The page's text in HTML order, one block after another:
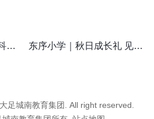
东序小学｜青春不慌张 科学来护航 东序小学｜秋日成长礼 见证新起点
足城南教育集团. All right reserved.